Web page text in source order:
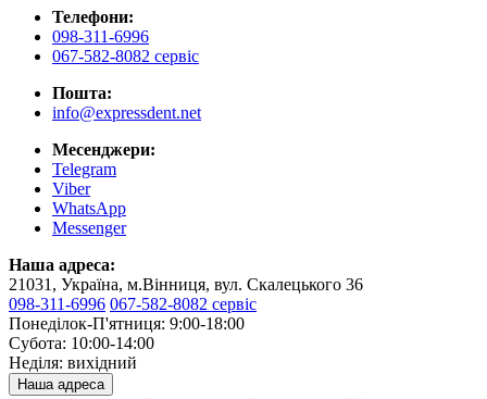
Телефони:
098-311-6996
067-582-8082 сервіс
Пошта:
info@expressdent.net
Месенджери:
Telegram
Viber
WhatsApp
Messenger
Наша адреса:
21031, Україна, м.Вінниця, вул. Скалецького 36
098-311-6996 067-582-8082 сервіс
Понеділок-П'ятниця: 9:00-18:00
Субота: 10:00-14:00
Неділя: вихідний
Наша адреса